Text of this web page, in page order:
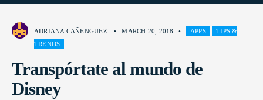
ADRIANA CAÑENGUEZ • MARCH 20, 2018 • APPS
TIPS &
TRENDS
Transpórtate al mundo de
Disney